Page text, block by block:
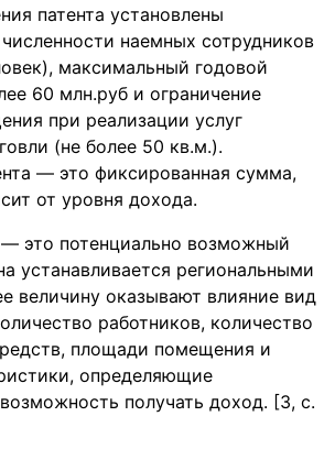
патента установлены
наемных сотрудников
максимальный годовой
60 млн.руб и ограничение
при реализации услуг
(не более 50 кв.м.).
— это фиксированная сумма,
от уровня дохода.
— это потенциально возможный
устанавливается региональными
величину оказывают влияние вид
работников, количество
площади помещения и
определяющие
получать доход. [3, с.